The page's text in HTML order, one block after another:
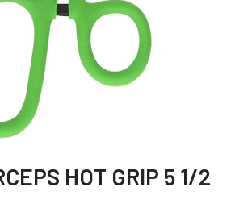
HOT GRIP 5 1/2